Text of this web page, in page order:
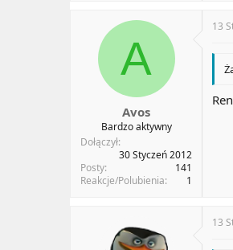
A
Avos
Bardzo aktywny
Dołączył
30 Styczeń 2012
Posty
141
Reakcje/Polubienia
1
13
13